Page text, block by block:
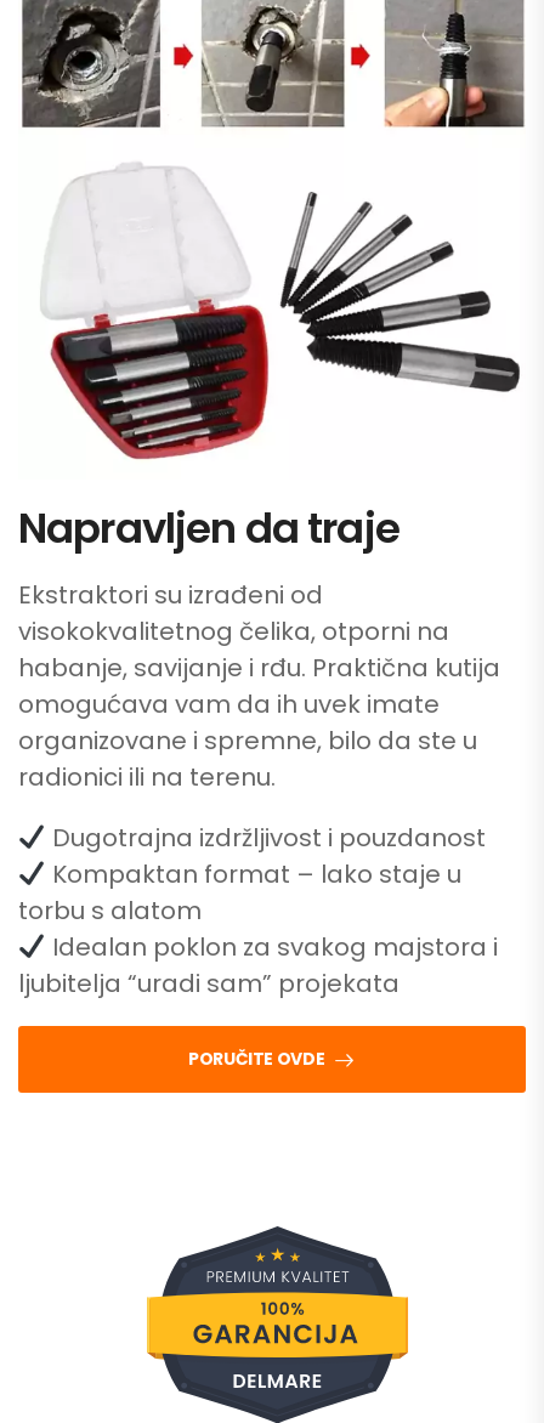
Napravljen da traje
Ekstraktori su izrađeni od
visokokvalitetnog čelika, otporni na
habanje, savijanje i rđu. Praktična kutija
omogućava vam da ih uvek imate
organizovane i spremne, bilo da ste u
radionici ili na terenu.
Dugotrajna izdržljivost i pouzdanost
Kompaktan format – lako staje u
torbu s alatom
Idealan poklon za svakog majstora i
ljubitelja “uradi sam” projekata
PORUČITE OVDE